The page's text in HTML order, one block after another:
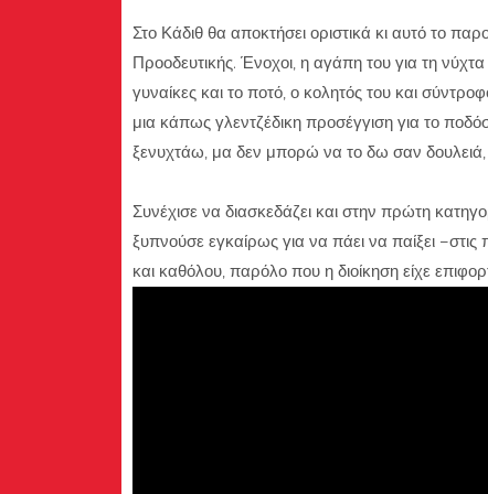
Στο Κάδιθ θα αποκτήσει οριστικά κι αυτό το
Προοδευτικής. Ένοχοι, η αγάπη του για τη
γυναίκες και το ποτό, ο κολητός του και
μια κάπως γλεντζέδικη προσέγγιση για το
ξενυχτάω, μα δεν μπορώ να το δω σαν
Συνέχισε να διασκεδάζει και στην πρώτη
ξυπνούσε εγκαίρως για να πάει να παίξει
και καθόλου, παρόλο που η διοίκηση είχε